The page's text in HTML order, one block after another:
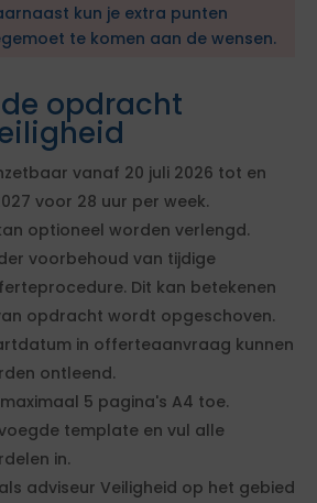
kun je extra punten
te komen aan de wensen.
opdracht
vanaf 20 juli 2026 tot en
voor 28 uur per week.
optioneel worden verlengd.
voorbehoud van tijdige
Dit kan betekenen
opdracht wordt opgeschoven.
in offerteaanvraag kunnen
ontleend.
5 pagina's A4 toe.
template en vul alle
in.
adviseur Veiligheid op het gebied